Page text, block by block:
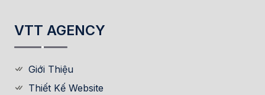
VTT AGENCY
Giới Thiệu
Thiết Kế Website